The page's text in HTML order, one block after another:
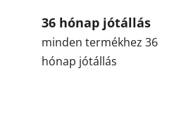
36 hónap jótállás
minden termékhez 36
hónap jótállás